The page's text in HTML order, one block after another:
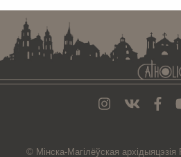
© Мiнска-Магiлёўская архiдыяцэзiя